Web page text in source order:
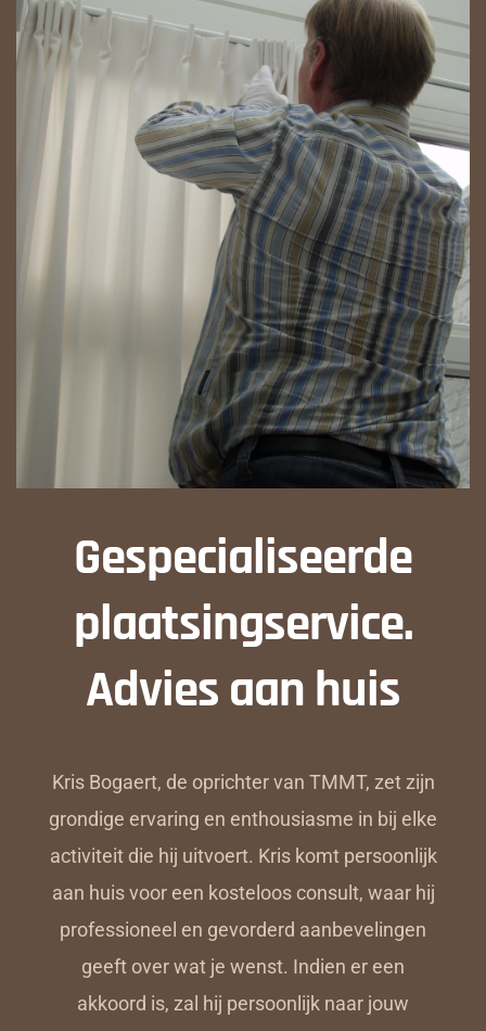
Gespecialiseerde
plaatsingservice.
Advies aan huis
Kris Bogaert, de oprichter van TMMT, zet zijn
grondige ervaring en enthousiasme in bij elke
activiteit die hij uitvoert. Kris komt persoonlijk
aan huis voor een kosteloos consult, waar hij
professioneel en gevorderd aanbevelingen
geeft over wat je wenst. Indien er een
akkoord is, zal hij persoonlijk naar jouw